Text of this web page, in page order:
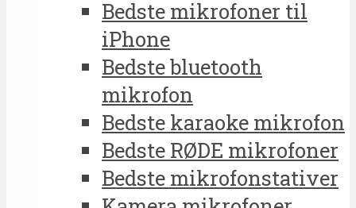
Bedste mikrofoner til
iPhone
Bedste bluetooth
mikrofon
Bedste karaoke mikrofon
Bedste RØDE mikrofoner
Bedste mikrofonstativer